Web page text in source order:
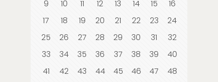
9
10 11 12 13 14 15
16
17
18 19 20 21 22 23
24
25
26 27 28 29 30 31
32
33
34 35 36 37 38 39
40
41
42 43 44 45 46 47
48